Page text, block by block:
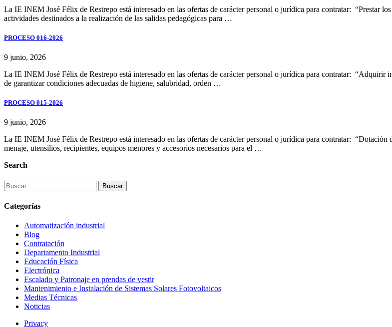
La IE INEM José Félix de Restrepo está interesado en las ofertas de carácter personal o jurídica para contratar: “Prestar
actividades destinados a la realización de las salidas pedagógicas para …
PROCESO 016-2026
9 junio, 2026
La IE INEM José Félix de Restrepo está interesado en las ofertas de carácter personal o jurídica para contratar: “Adquirir
de garantizar condiciones adecuadas de higiene, salubridad, orden …
PROCESO 015-2026
9 junio, 2026
La IE INEM José Félix de Restrepo está interesado en las ofertas de carácter personal o jurídica para contratar:
menaje, utensilios, recipientes, equipos menores y accesorios necesarios para el …
Search
Buscar:
Categorías
Automatización industrial
Blog
Contratación
Departamento Industrial
Educación Física
Electrónica
Escalado y Patronaje en prendas de vestir
Mantenimiento e Instalación de Sistemas Solares Fotovoltaicos
Medias Técnicas
Noticias
Privacy